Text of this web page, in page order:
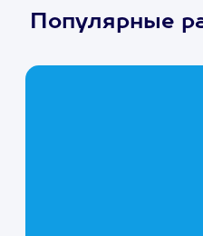
Популярные